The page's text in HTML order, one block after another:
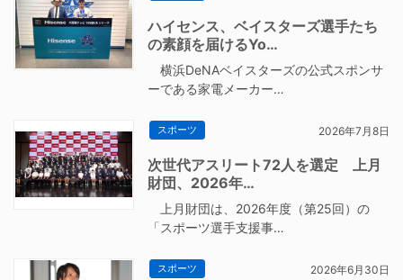
ハイセンス、ベイスターズ選手たち
の素顔を届けるYo…
横浜DeNAベイスターズの公式スポンサ
ーである家電メーカー…
スポーツ 2026年7月8日
次世代アスリート72人を選定 上月
財団、2026年…
上月財団は、2026年度（第25回）の
「スポーツ選手支援事…
スポーツ 2026年6月30日